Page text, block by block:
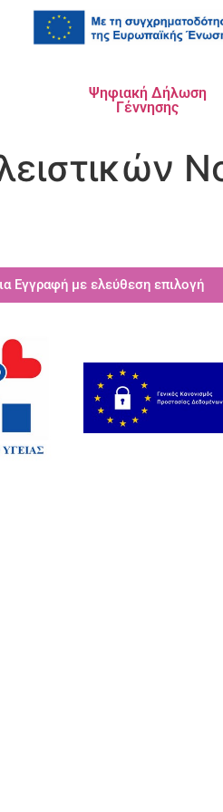
Ψηφιακή Δήλωση
Γέννησης
Εγγραφή με ελεύθεση επιλογή